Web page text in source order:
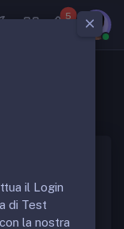
5
il Login
di Test
la nostra